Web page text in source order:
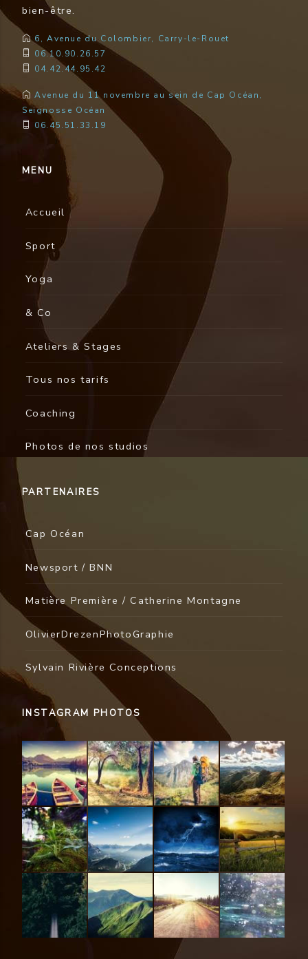
bien-être.
6, Avenue du Colombier, Carry-le-Rouet
06.10.90.26.57
04.42.44.95.42
Avenue du 11 novembre au sein de Cap Océan,
Seignosse Océan
06.45.51.33.19
MENU
Accueil
Sport
Yoga
& Co
Ateliers & Stages
Tous nos tarifs
Coaching
Photos de nos studios
PARTENAIRES
Cap Océan
Newsport / BNN
Matière Première / Catherine Montagne
OlivierDrezenPhotoGraphie
Sylvain Rivière Conceptions
INSTAGRAM PHOTOS